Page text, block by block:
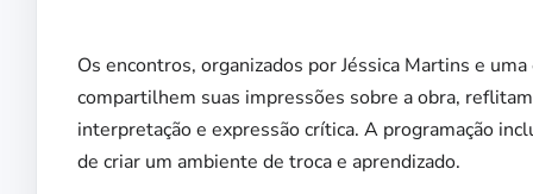
Os encontros, organizados por Jéssica Martins e
compartilhem suas impressões sobre a obra,
interpretação e expressão crítica. A programação
de criar um ambiente de troca e aprendizado.